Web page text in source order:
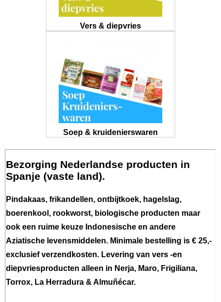
Vers & diepvries
Soep & kruidenierswaren
Bezorging Nederlandse producten in
Spanje (vaste land).
Pindakaas, frikandellen, ontbijtkoek, hagelslag,
boerenkool, rookworst, biologische producten maar
ook een ruime keuze Indonesische en andere
Aziatische levensmiddelen. Minimale bestelling is € 25,-
exclusief verzendkosten. Levering van vers -en
diepvriesproducten alleen in Nerja, Maro, Frigiliana,
Torrox, La Herradura & Almuñécar.